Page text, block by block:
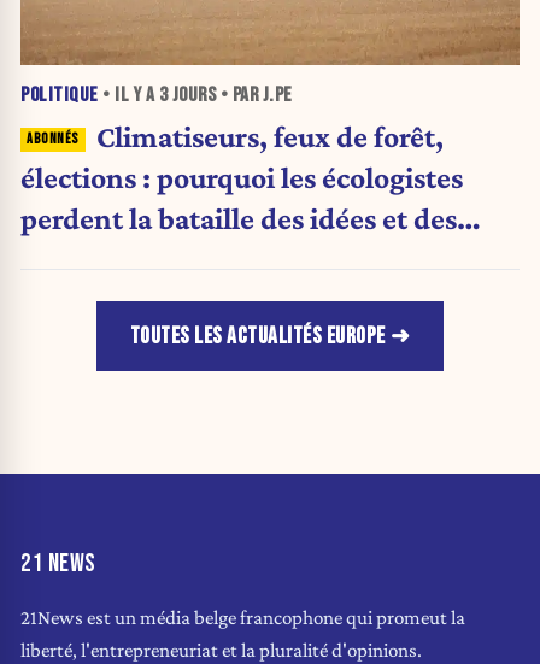
POLITIQUE • IL Y A 3 JOURS• PAR J.PE
Climatiseurs, feux de forêt,
élections : pourquoi les écologistes
perdent la bataille des idées et des
TOUTES LES ACTUALITÉS EUROPE
21 NEWS
21News est un média belge francophone qui promeut la
liberté, l'entrepreneuriat et la pluralité d'opinions.